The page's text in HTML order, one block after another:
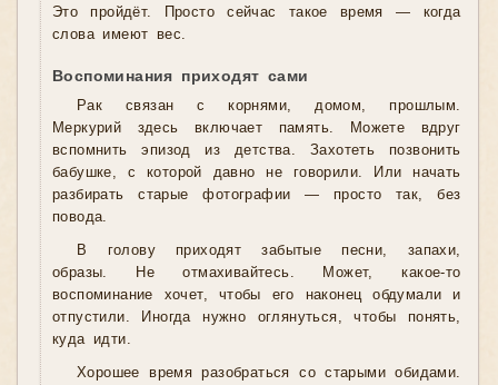
Это пройдёт. Просто сейчас такое время — когда
слова имеют вес.
Воспоминания приходят сами
Рак связан с корнями, домом, прошлым.
Меркурий здесь включает память. Можете вдруг
вспомнить эпизод из детства. Захотеть позвонить
бабушке, с которой давно не говорили. Или начать
разбирать старые фотографии — просто так, без
повода.
В голову приходят забытые песни, запахи,
образы. Не отмахивайтесь. Может, какое-то
воспоминание хочет, чтобы его наконец обдумали и
отпустили. Иногда нужно оглянуться, чтобы понять,
куда идти.
Хорошее время разобраться со старыми обидами.